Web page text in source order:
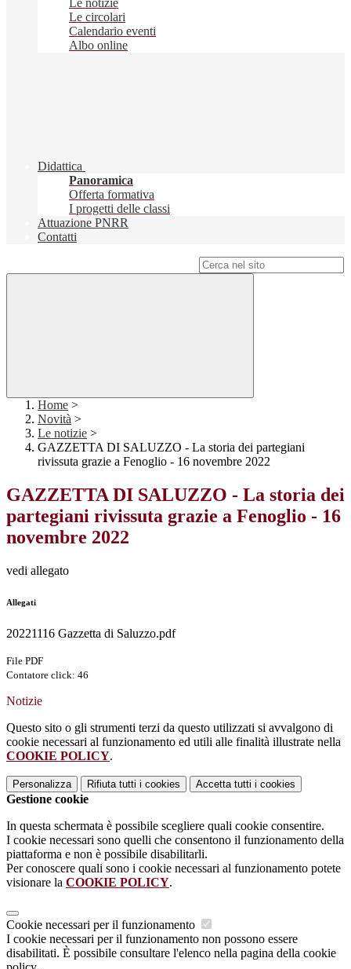
Le notizie
Le circolari
Calendario eventi
Albo online
Didattica
Panoramica
Offerta formativa
I progetti delle classi
Attuazione PNRR
Contatti
Home >
Novità >
Le notizie >
GAZZETTA DI SALUZZO - La storia dei partegiani
rivissuta grazie a Fenoglio - 16 novembre 2022
GAZZETTA DI SALUZZO - La storia dei
partegiani rivissuta grazie a Fenoglio - 16
novembre 2022
vedi allegato
Allegati
20221116 Gazzetta di Saluzzo.pdf
File PDF
Contatore click: 46
Notizie
Questo sito o gli strumenti terzi da questo utilizzati si avvalgono di
cookie necessari al funzionamento ed utili alle finalità illustrate nella
COOKIE POLICY.
Personalizza Rifiuta tutti i cookies Accetta tutti i cookies
Gestione cookie
In questa schermata è possibile scegliere quali cookie consentire.
I cookie necessari sono quelli che consentono il funzionamento della
piattaforma e non è possibile disabilitarli.
Per conoscere quali sono i cookie necessari al funzionamento potete
visionare la COOKIE POLICY.
Cookie necessari per il funzionamento
I cookie necessari per il funzionamento non possono essere
disabilitati. È possibile consultare l'elenco nella pagina della cookie